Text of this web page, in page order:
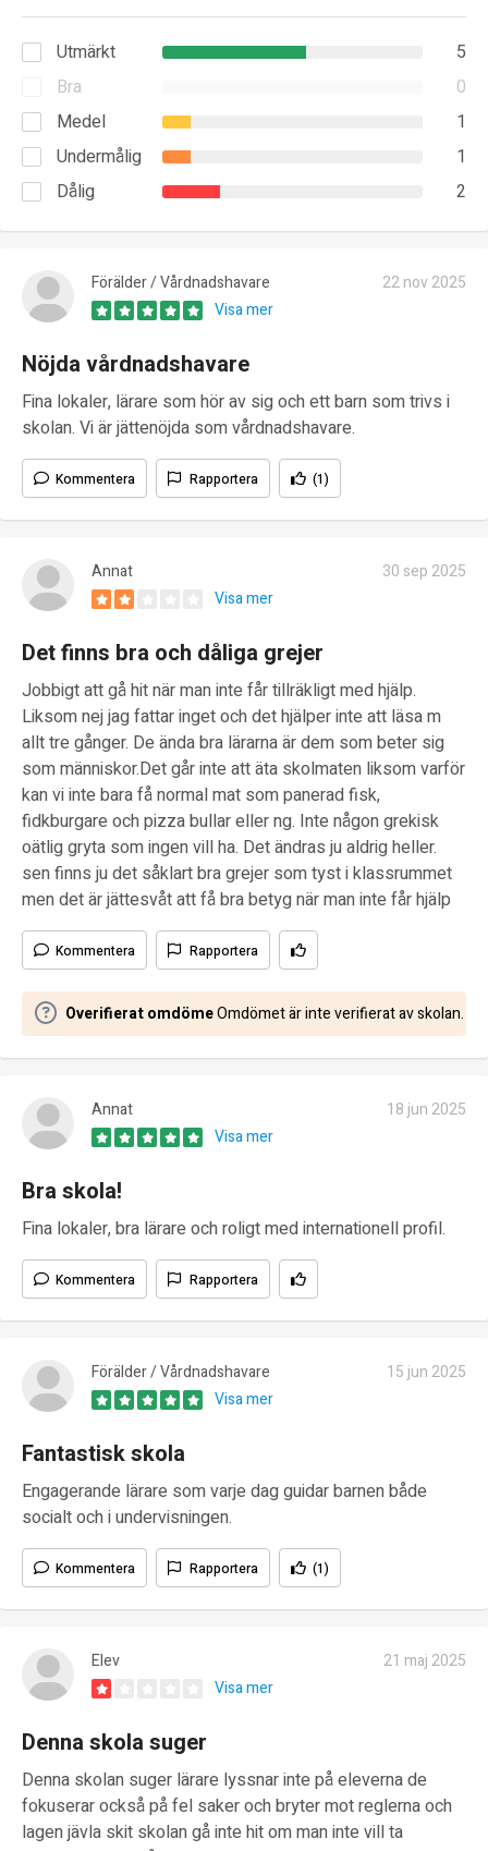
Utmärkt
5
Bra
0
Medel
1
Undermålig
1
Dålig
2
Förälder / Vårdnadshavare
22 nov 2025
Visa mer
Nöjda vårdnadshavare
Fina lokaler, lärare som hör av sig och ett barn som trivs i
skolan. Vi är jättenöjda som vårdnadshavare.
Kommentera Rapportera (1)
Annat
30 sep 2025
Visa mer
Det finns bra och dåliga grejer
Jobbigt att gå hit när man inte får tillräkligt med hjälp.
Liksom nej jag fattar inget och det hjälper inte att läsa m
allt tre gånger. De ända bra lärarna är dem som beter sig
som människor.Det går inte att äta skolmaten liksom varför
kan vi inte bara få normal mat som panerad fisk,
fidkburgare och pizza bullar eller ng. Inte någon grekisk
oätlig gryta som ingen vill ha. Det ändras ju aldrig heller.
sen finns ju det såklart bra grejer som tyst i klassrummet
men det är jättesvåt att få bra betyg när man inte får hjälp
Kommentera Rapportera
Overifierat omdömeOmdömet är inte verifierat av skolan.
Annat
18 jun 2025
Visa mer
Bra skola!
Fina lokaler, bra lärare och roligt med internationell profil.
Kommentera Rapportera
Förälder / Vårdnadshavare
15 jun 2025
Visa mer
Fantastisk skola
Engagerande lärare som varje dag guidar barnen både
socialt och i undervisningen.
Kommentera Rapportera (1)
Elev
21 maj 2025
Visa mer
Denna skola suger
Denna skolan suger lärare lyssnar inte på eleverna de
fokuserar också på fel saker och bryter mot reglerna och
lagen jävla skit skolan gå inte hit om man inte vill ta